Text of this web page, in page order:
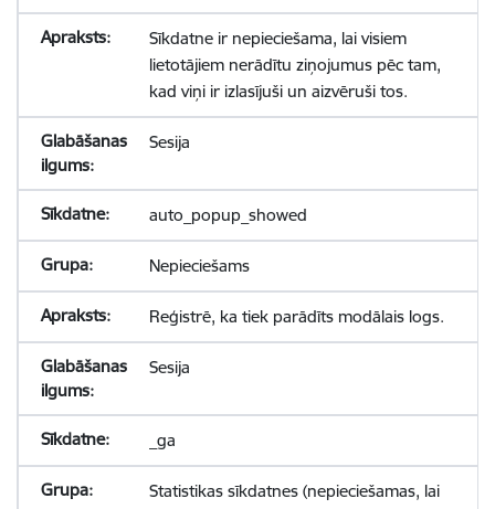
Sīkdatne ir nepieciešama, lai visiem
lietotājiem nerādītu ziņojumus pēc tam,
kad viņi ir izlasījuši un aizvēruši tos.
Sesija
auto_popup_showed
Nepieciešams
Reģistrē, ka tiek parādīts modālais logs.
Sesija
_ga
Statistikas sīkdatnes (nepieciešamas, lai